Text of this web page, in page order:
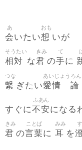
会
あ
いたい想
おも
いが
相対
そうたい
な君
きみ
の手
て
に
繋
つな
ぎたい愛情
あいじょう
論
ろん
すぐに不安
ふあん
になる
君
きみ
の言葉
ことば
に 耳
みみ
を
す